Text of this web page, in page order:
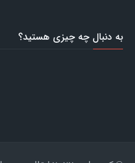
به دنبال چه چیزی هستید؟